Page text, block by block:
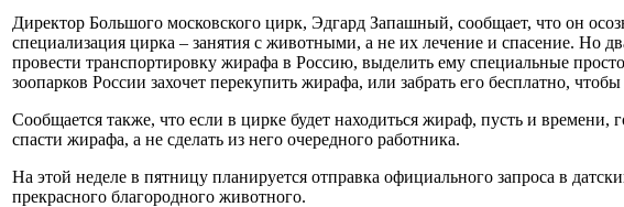
Директор Большого московского цирк, Эдгард Запашный, сообщает, что он
специализация цирка – занятия с животными, а не их лечение и спасение. Но
провести транспортировку жирафа в Россию, выделить ему специальные
зоопарков России захочет перекупить жирафа, или забрать его бесплатно,
Сообщается также, что если в цирке будет находиться жираф, пусть и времени,
спасти жирафа, а не сделать из него очередного работника.
На этой неделе в пятницу планируется отправка официального запроса в
прекрасного благородного животного.